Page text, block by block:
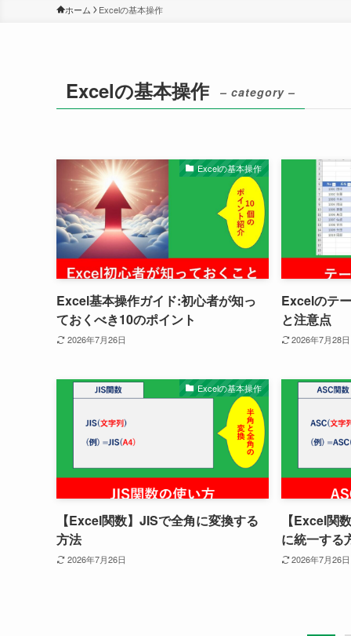
ホーム Excelの基本操作
Excelの基本操作 – category –
Excelの基本操作
Excel基本操作ガイド:初心者が知っ
ておくべき10のポイント
2026年7月26日
Excelのテ
と注意点
2026年7月28日
Excelの基本操作
【Excel関数】JISで全角に変換する
方法
2026年7月26日
【Excel関
に統一する
2026年7月26日